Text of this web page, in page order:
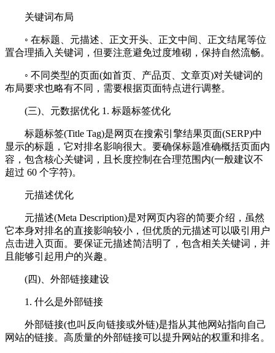
关键词布局
◦ 在标题、元描述、正文开头、正文中间、正文结尾等位
置合理插入关键词，但要注意避免过度堆砌，保持自然流畅。
◦ 不同类型的页面(如首页、产品页、文章页)对关键词的
布局要求也略有不同，需要根据页面特点进行调整。
(三)、元数据优化 1. 标题标签优化
标题标签(Title Tag)是网页在搜索引擎结果页面(SERP)中
显示的标题，它对排名影响很大。要确保标题准确概括页面内
容，包含核心关键词，且长度控制在合理范围内(一般建议不
超过 60 个字符)。
元描述优化
元描述(Meta Description)是对网页内容的简要介绍，虽然
它本身对排名的直接影响较小，但优质的元描述可以吸引用户
点击进入页面。要保证元描述简洁明了，包含相关关键词，并
且能够引起用户的兴趣。
(四)、外部链接建设
1. 什么是外部链接
外部链接(也叫反向链接或外链)是指从其他网站指向自己
网站的链接。高质量的外部链接可以提升网站的权重和排名。